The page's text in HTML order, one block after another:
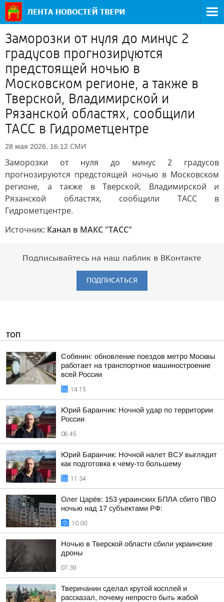
Заморозки от нуля до минус 2
градусов прогнозируются
предстоящей ночью в
Московском регионе, а также в
Тверской, Владимирской и
Рязанской областях, сообщили
ТАСС в Гидрометцентре
28 мая 2026, 16:12 СМИ
Заморозки от нуля до минус 2 градусов
прогнозируются предстоящей ночью в Московском
регионе, а также в Тверской, Владимирской и
Рязанской областях, сообщили ТАСС в
Гидрометцентре.
Источник: Канал в МАКС "ТАСС"
Подписывайтесь на наш паблик в ВКонтакте
ПОДПИСАТЬСЯ
ТОП
Собянин: обновление поездов метро Москвы
работает на транспортное машиностроение
всей России
14:15
Юрий Баранчик: Ночной удар по территории
России
08:45
Юрий Баранчик: Ночной налет ВСУ выглядит
как подготовка к чему-то большему
11:34
Олег Царёв: 153 украинских БПЛА сбито ПВО
ночью над 17 субъектами РФ:
10:00
Ночью в Тверской области сбили украинские
дроны
07:39
Тверичанин сделал крутой косплей и
рассказал, почему непросто быть жабой